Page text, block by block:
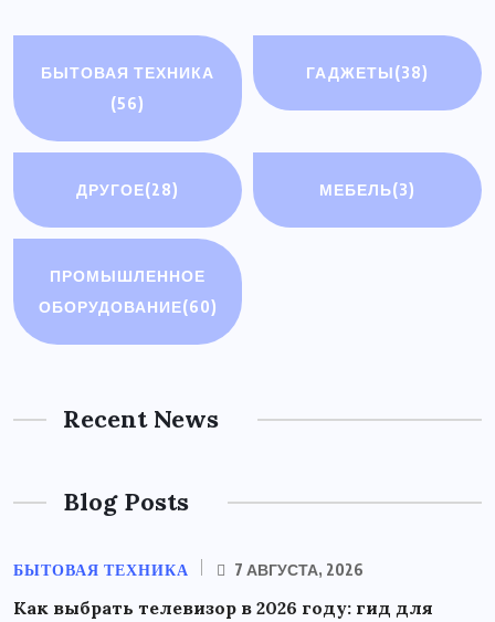
БЫТОВАЯ ТЕХНИКА
(56)
ГАДЖЕТЫ(38)
ДРУГОЕ(28) МЕБЕЛЬ(3)
ПРОМЫШЛЕННОЕ
ОБОРУДОВАНИЕ(60)
Recent News
Blog Posts
БЫТОВАЯ ТЕХНИКА 7 АВГУСТА, 2026
Как выбрать телевизор в 2026 году: гид для